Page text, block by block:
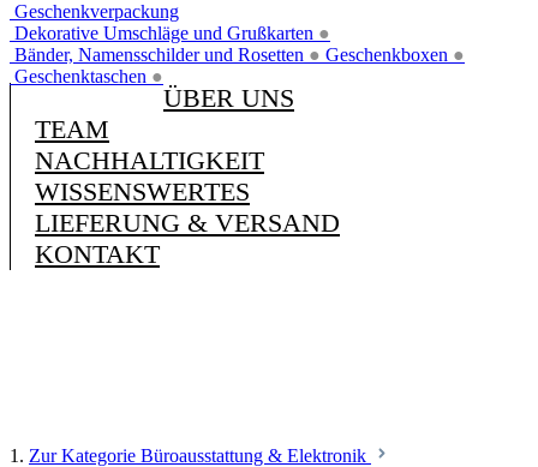
Geschenkverpackung
Dekorative Umschläge und Grußkarten ●
Bänder, Namensschilder und Rosetten ● Geschenkboxen ●
Geschenktaschen ●
ÜBER UNS
TEAM
NACHHALTIGKEIT
WISSENSWERTES
LIEFERUNG & VERSAND
KONTAKT
1. Zur Kategorie Büroausstattung & Elektronik